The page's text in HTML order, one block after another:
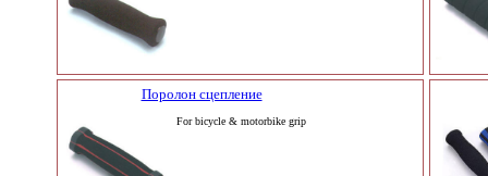
Поролон сцепление
For bicycle & motorbike grip